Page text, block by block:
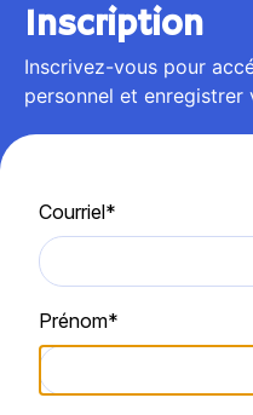
Inscription
Inscrivez-vous pour
personnel et enregistrer
Courriel*
Prénom*